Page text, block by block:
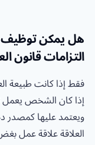
هل يمكن
التزامات قانون
فقط إذا كانت طبيعة
إذا كان الشخص
ويعتمد عليها كمصدر
العلاقة علاقة عمل